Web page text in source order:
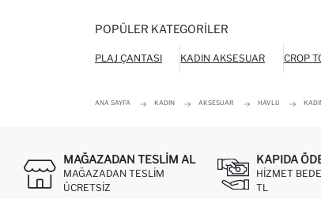
POPÜLER KATEGORILER
PLAJ ÇANTASI KADIN AKSESUAR CROP
ANA SAYFA KADIN AKSESUAR HAVLU
MAĞAZADAN TESLIM AL
MAĞAZADAN TESLIM
ÜCRETSIZ
KAPIDA
HIZMET
TL